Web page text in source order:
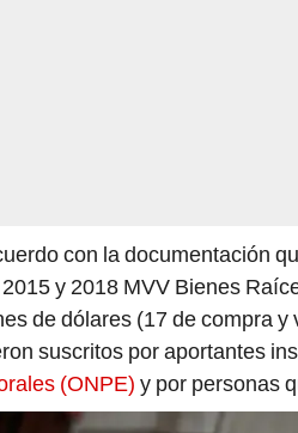
con la documentación
y 2018 MVV Bienes
de dólares (17 de compra
suscritos por aportantes
(ONPE) y por personas